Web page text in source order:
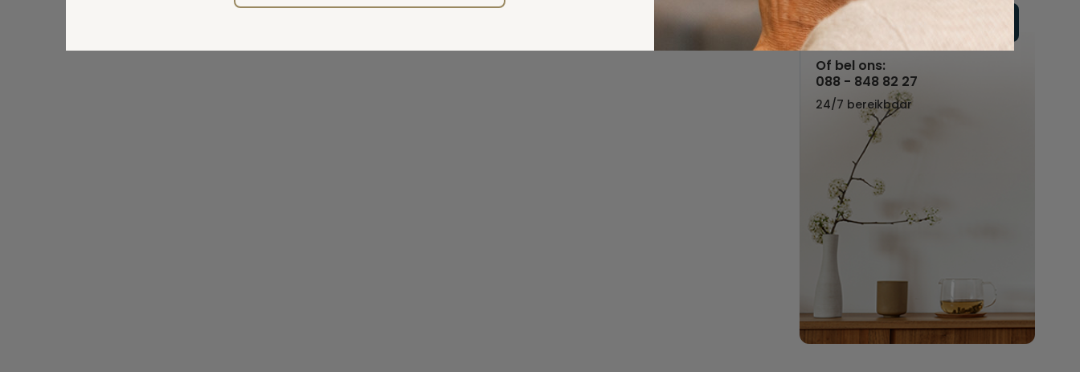
Vul hier uw wensen in
Of bel ons:
088 - 848 82 27
24/7 bereikbaar